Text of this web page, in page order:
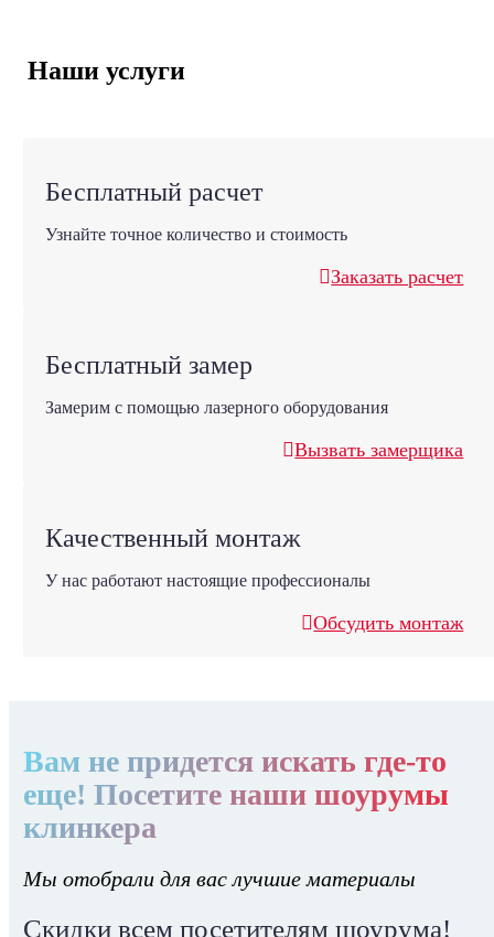
Наши услуги
Бесплатный расчет
Узнайте точное количество и стоимость
Заказать расчет
Бесплатный замер
Замерим с помощью лазерного оборудования
Вызвать замерщика
Качественный монтаж
У нас работают настоящие профессионалы
Обсудить монтаж
Вам не придется искать где-то
еще! Посетите наши шоурумы
клинкера
Мы отобрали для вас лучшие материалы
Скидки всем посетителям шоурума!